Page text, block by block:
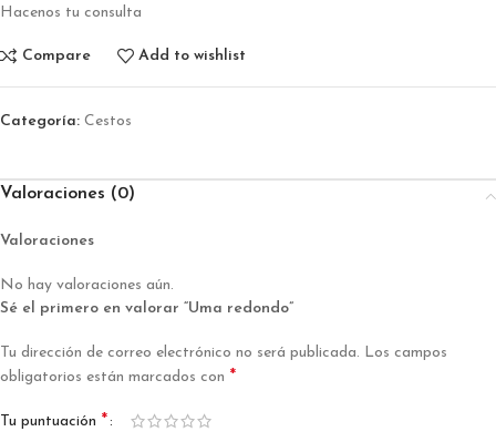
Hacenos tu consulta
Compare Add to wishlist
Categoría: Cestos
Valoraciones (0)
Valoraciones
No hay valoraciones aún.
Sé el primero en valorar “Uma redondo”
Tu dirección de correo electrónico no será publicada. Los campos
obligatorios están marcados con *
Tu puntuación *